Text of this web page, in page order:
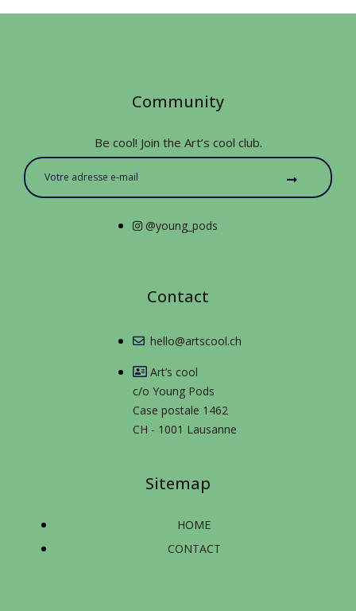
Community
Be cool! Join the Art’s cool club.
@young_pods
Contact
hello@artscool.ch
Art’s cool
c/o Young Pods
Case postale 1462
CH - 1001 Lausanne
Sitemap
HOME
CONTACT